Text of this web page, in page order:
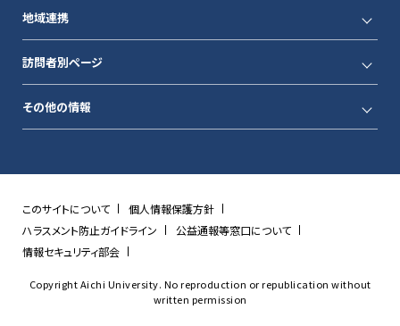
地域連携
訪問者別ページ
その他の情報
このサイトについて
個人情報保護方針
ハラスメント防止ガイドライン
公益通報等窓口について
情報セキュリティ部会
Copyright Aichi University. No reproduction or republication without
written permission